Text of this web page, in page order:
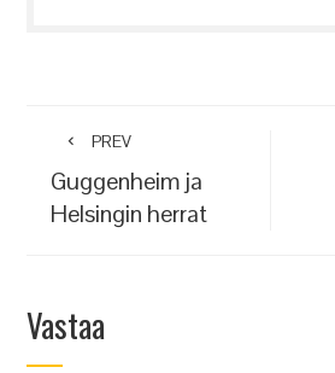
PREV
Guggenheim ja
Helsingin herrat
Vastaa